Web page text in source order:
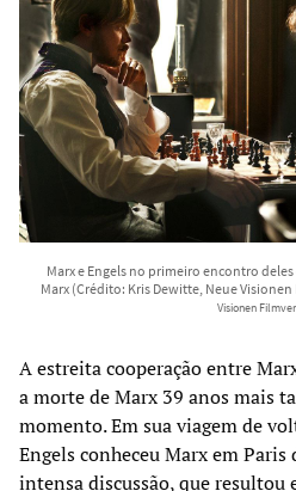
Marx e Engels no primeiro encontro
Marx (Crédito: Kris Dewitte, Neue
Visionen
A estreita cooperação entre
a morte de Marx 39 anos mais
momento. Em sua viagem de
Engels conheceu Marx em
intensa discussão, que resultou